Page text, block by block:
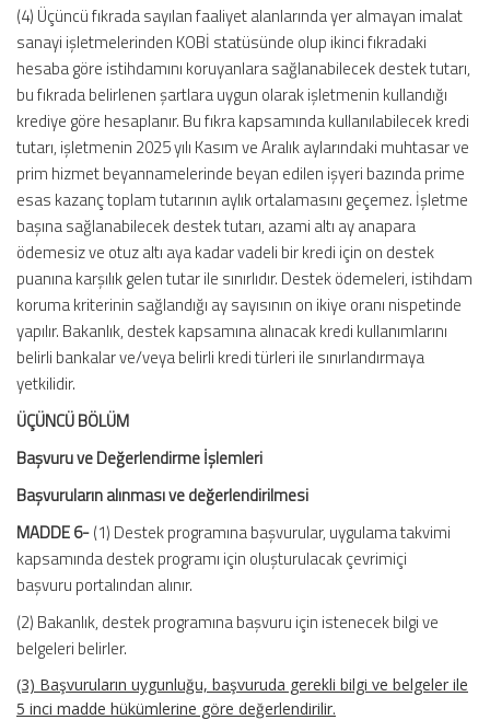
(4) Üçüncü fıkrada sayılan faaliyet alanlarında yer almayan imalat
sanayi işletmelerinden KOBİ statüsünde olup ikinci fıkradaki
hesaba göre istihdamını koruyanlara sağlanabilecek destek tutarı,
bu fıkrada belirlenen şartlara uygun olarak işletmenin kullandığı
krediye göre hesaplanır. Bu fıkra kapsamında kullanılabilecek kredi
tutarı, işletmenin 2025 yılı Kasım ve Aralık aylarındaki muhtasar ve
prim hizmet beyannamelerinde beyan edilen işyeri bazında prime
esas kazanç toplam tutarının aylık ortalamasını geçemez. İşletme
başına sağlanabilecek destek tutarı, azami altı ay anapara
ödemesiz ve otuz altı aya kadar vadeli bir kredi için on destek
puanına karşılık gelen tutar ile sınırlıdır. Destek ödemeleri, istihdam
koruma kriterinin sağlandığı ay sayısının on ikiye oranı nispetinde
yapılır. Bakanlık, destek kapsamına alınacak kredi kullanımlarını
belirli bankalar ve/veya belirli kredi türleri ile sınırlandırmaya
yetkilidir.
ÜÇÜNCÜ BÖLÜM
Başvuru ve Değerlendirme İşlemleri
Başvuruların alınması ve değerlendirilmesi
MADDE 6-(1) Destek programına başvurular, uygulama takvimi
kapsamında destek programı için oluşturulacak çevrimiçi
başvuru portalından alınır.
(2) Bakanlık, destek programına başvuru için istenecek bilgi ve
belgeleri belirler.
(3) Başvuruların uygunluğu, başvuruda gerekli bilgi ve belgeler ile
5 inci madde hükümlerine göre değerlendirilir.